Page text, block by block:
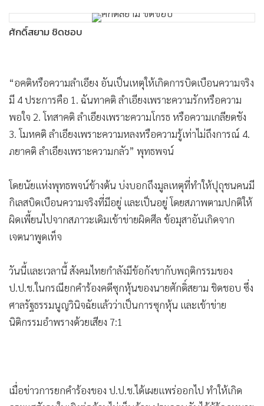
• ละคร
• CbizReview
• Good health & Well-being
• Green Innovation & SD
• Management & HR
• MGR Live
• Infographic
ท่องเที่ยว
•
กีฬา
ต่างประเทศ
• เศรษฐกิจ-ธุรกิจ
• จีน
• ชุมชน-คุณภาพชีวิต
• อาชญากรรม
• SMEs
ศักดิ์สยาม ชิดชอบ
พอใจ 2. โทสาคติ ลำเอียงเพราะความโกรธ หรือความเกลียดชัง
3. โมหคติ ลำเอียงเพราะความหลงหรือความรู้เท่าไม่ถึงการณ์ 4.
ภยาคติ ลำเอียงเพราะความกลัว” พุทธพจน์
โดยนัยแห่งพุทธพจน์ข้างต้น บ่งบอกถึงมูลเหตุที่ทำให้ปุถุชนคนมี
ผิดเพี้ยนไปจากสภาวะเดิมเข้าข่ายผิดศีล ข้อมุสาอันเกิดจาก
เจตนาพูดเท็จ
วันนี้และเวลานี้ สังคมไทยกำลังมีข้อกังขากับพฤติกรรมของ
ศาลรัฐธรรมนูญวินิจฉัยแล้วว่าเป็นการซุกหุ้น และเข้าข่าย
นิติกรรมอำพรางด้วยเสียง 7:1